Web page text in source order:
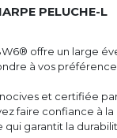
PELUCHE-L
offre un large
à vos
et certifiée
faire confiance à
garantit la